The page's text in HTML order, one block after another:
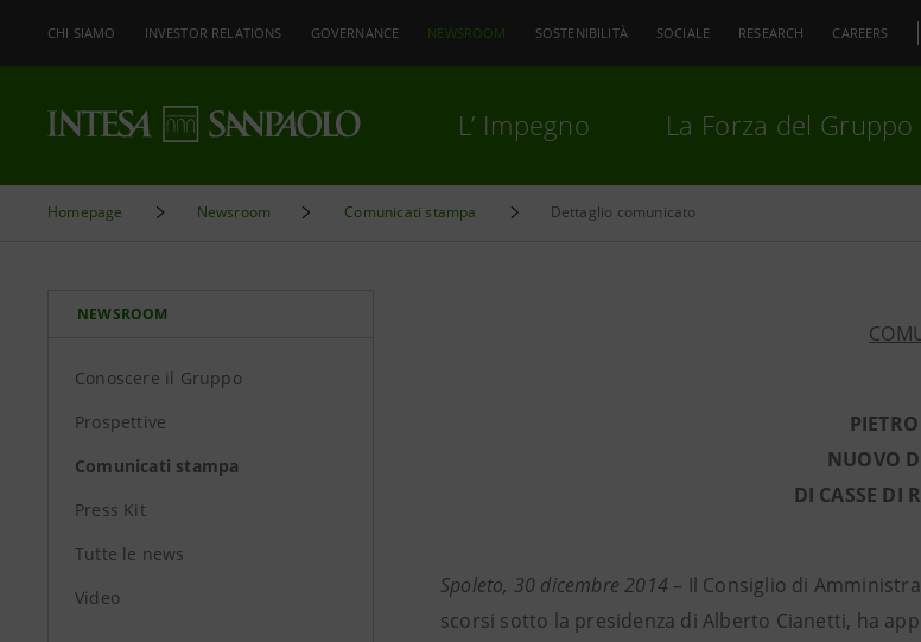
CHI SIAMO INVESTOR RELATIONS GOVERNANCE NEWSROOM SOSTENIBILITÀ SOCIALE RESEARCH CAREERS
L’ Impegno La Forza del Gruppo
Homepage Newsroom Comunicati stampa Dettaglio comunicato
NEWSROOM
Conoscere il Gruppo
Prospettive
Comunicati stampa
Press Kit
Tutte le news
Video
NUOVO
DI CASSE DI
Spoleto, 30 dicembre 2014 – Il Consiglio di
scorsi sotto la presidenza di Alberto Cianetti, ha